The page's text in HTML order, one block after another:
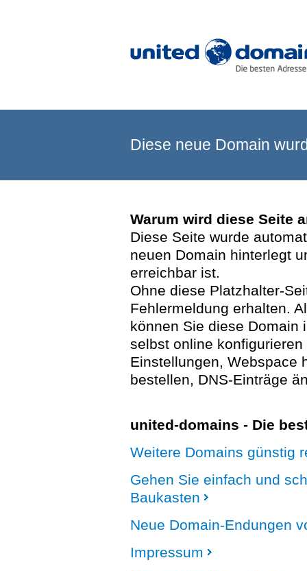
Diese neue Domain
Warum wird diese Seite
Diese Seite wurde
neuen Domain hinterlegt
erreichbar ist.
Ohne diese Platzhalter-
Fehlermeldung erhalten.
können Sie diese Domain
selbst online
Einstellungen, Webspace
bestellen, DNS-Einträge
united-domains - Die
Weitere Domains günstig
Gehen Sie einfach und
Baukasten
Neue Domain-Endungen
Impressum